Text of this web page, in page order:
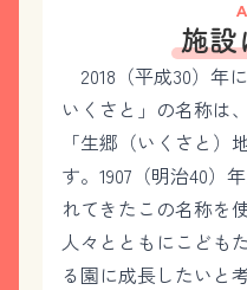
施設
2018（平成30）年
いくさと」の名称は
「生郷（いくさと）
す。1907（明治40）
れてきたこの名称を
人々とともにこども
る園に成長したいと